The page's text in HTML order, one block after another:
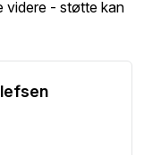
videre - støtte kan